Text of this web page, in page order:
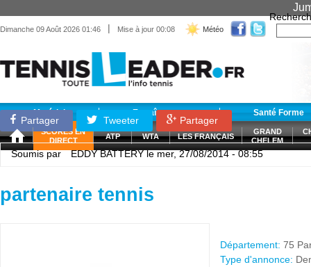
Dimanche 09 Août 2026 01:46 | Mise à jour 00:08 Météo
Matériel Entraînement Santé Forme
SCORES EN
DIRECT
ATP WTA LES FRANÇAIS
GRAND
CHELEM
Partager Tweeter Partager
Soumis par EDDY BATTERYle mer, 27/08/2014 - 08:55
partenaire tennis
Département: 75
Type d'annonce: